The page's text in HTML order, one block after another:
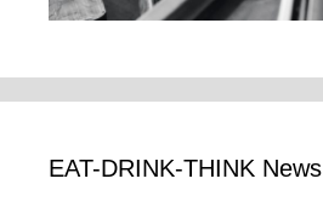
EAT-DRINK-THINK News